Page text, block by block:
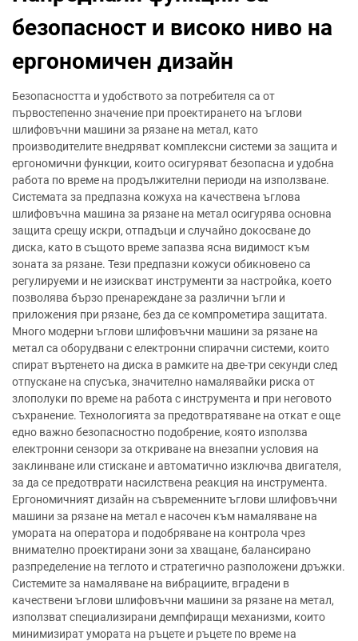
безопасност и високо ниво на
ергономичен дизайн
Безопасността и удобството за потребителя са от
първостепенно значение при проектирането на ъглови
шлифовъчни машини за рязане на метал, като
производителите внедряват комплексни системи за защита и
ергономични функции, които осигуряват безопасна и удобна
работа по време на продължителни периоди на използване.
Системата за предпазна кожуха на качествена ъглова
шлифовъчна машина за рязане на метал осигурява основна
защита срещу искри, отпадъци и случайно докосване до
диска, като в същото време запазва ясна видимост към
зоната за рязане. Тези предпазни кожуси обикновено са
регулируеми и не изискват инструменти за настройка, което
позволява бързо пренареждане за различни ъгли и
приложения при рязане, без да се компрометира защитата.
Много модерни ъглови шлифовъчни машини за рязане на
метал са оборудвани с електронни спирачни системи, които
спират въртенето на диска в рамките на две-три секунди след
отпускане на спусъка, значително намалявайки риска от
злополуки по време на работа с инструмента и при неговото
съхранение. Технологията за предотвратяване на откат е още
едно важно безопасностно подобрение, която използва
електронни сензори за откриване на внезапни условия на
заклинване или стискане и автоматично изключва двигателя,
за да се предотврати насилствена реакция на инструмента.
Ергономичният дизайн на съвременните ъглови шлифовъчни
машини за рязане на метал е насочен към намаляване на
умората на оператора и подобряване на контрола чрез
внимателно проектирани зони за хващане, балансирано
разпределение на теглото и стратегично разположени дръжки.
Системите за намаляване на вибрациите, вградени в
качествени ъглови шлифовъчни машини за рязане на метал,
използват специализирани демпфиращи механизми, които
минимизират умората на ръцете и ръцете по време на